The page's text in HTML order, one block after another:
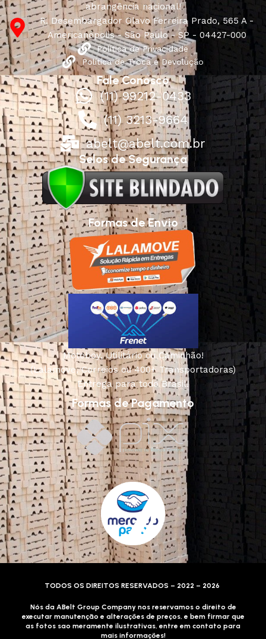
abrangência nacional!
R. Desembargador Olavo Ferreira Prado, 565 A -
Americanópolis - São Paulo - SP - 04427-000
Política de Privacidade
Política de Troca e Devolução
Fale Conosco
(11) 99212-0433
(11) 3213-9664
abelt@abelt.com.br
Selos de Segurança
Formas de Envio
Motoboy, Utilitário ou Caminhão!
(Lalamove, Correios ou 400+ Transportadoras)
Entrega para todo Brasil!
Formas de Pagamento
TODOS OS DIREITOS RESERVADOS – 2022 – 2026
Nós da ABelt Group Company nos reservamos o direito de
executar manutenção e alterações de preços, e bem firmar que
as fotos sao meramente ilustrativas, entre em contato para
mais informações!